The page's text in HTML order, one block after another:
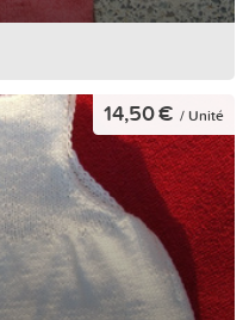
14,50 € / Unité